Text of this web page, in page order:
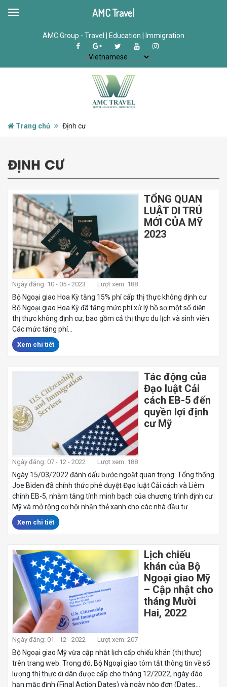
AMC Group - Travel | Education | Immigration
Trang chủ Định cư
ĐỊNH CƯ
TỔNG QUAN
LUẬT DI TRÚ
MỚI CỦA MỸ
2023
Ngày đăng: 10 - 05 - 2023 Lượt xem: 188
Bộ Ngoại giao Hoa Kỳ tăng 15% phí cấp thị thực không định cư
Bộ Ngoại giao Hoa Kỳ đã tăng mức phí xử lý hồ sơ một số diện
thị thực không định cư, bao gồm cả thị thực du lịch và sinh viên.
Các mức tăng phí...
Xem chi tiết
Tác động của
Đạo luật Cải
cách EB-5 đến
quyền lợi định
cư Mỹ
Ngày đăng: 07 - 12 - 2022 Lượt xem: 188
Ngày 15/03/2022 đánh dấu bước ngoặt quan trọng: Tổng thống
Joe Biden đã chính thức phê duyệt Đạo luật Cải cách và Liêm
chính EB-5, nhằm tăng tính minh bạch của chương trình định cư
Mỹ và mở rộng cơ hội nhận thẻ xanh cho các nhà đầu tư...
Xem chi tiết
Lịch chiếu
khán của Bộ
Ngoại giao Mỹ
– Cập nhật cho
tháng Mười
Hai, 2022
Ngày đăng: 01 - 12 - 2022 Lượt xem: 207
Bộ Ngoại giao Mỹ vừa cập nhật lịch cấp chiếu khán (thị thực)
trên trang web. Trong đó, Bộ Ngoại giao tóm tắt thông tin về số
lượng thị thực di dân được cấp cho tháng 12/2022, ngày đáo
hạn mặc định (Final Action Dates) và ngày nộp đơn (Dates...
AMC Travel